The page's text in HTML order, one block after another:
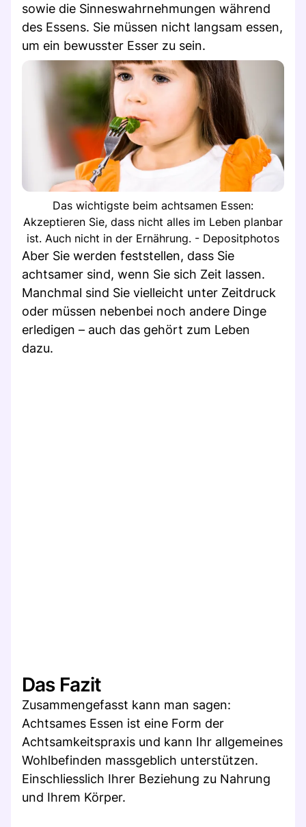
sowie die Sinneswahrnehmungen während
des Essens. Sie müssen nicht langsam essen,
um ein bewusster Esser zu sein.
Das wichtigste beim achtsamen Essen:
Akzeptieren Sie, dass nicht alles im Leben planbar
ist. Auch nicht in der Ernährung. - Depositphotos
Aber Sie werden feststellen, dass Sie
achtsamer sind, wenn Sie sich Zeit lassen.
Manchmal sind Sie vielleicht unter Zeitdruck
oder müssen nebenbei noch andere Dinge
erledigen – auch das gehört zum Leben
dazu.
Das Fazit
Zusammengefasst kann man sagen:
Achtsames Essen ist eine Form der
Achtsamkeitspraxis und kann Ihr allgemeines
Wohlbefinden massgeblich unterstützen.
Einschliesslich Ihrer Beziehung zu Nahrung
und Ihrem Körper.